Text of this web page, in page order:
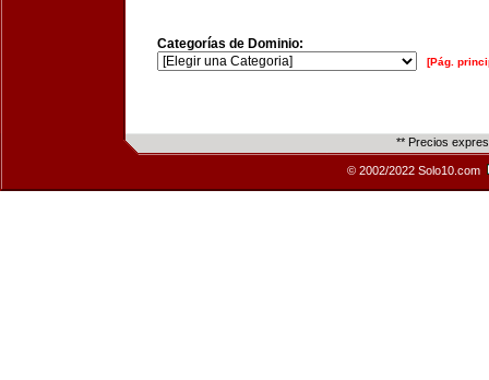
Categorías de Dominio:
[Pág.
** Precios
© 2002/2022 Solo10.com